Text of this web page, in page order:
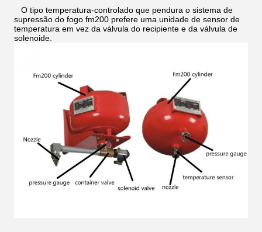
O tipo temperatura-controlado que pendura o sistema de
supressão do fogo fm200 prefere uma unidade de sensor de
temperatura em vez da válvula do recipiente e da válvula de
solenoide.